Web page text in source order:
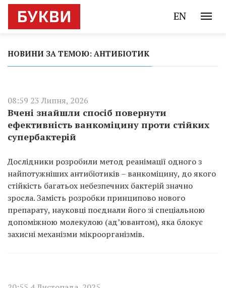
EN
НОВИНИ ЗА ТЕМОЮ: АНТИБІОТИК
08:59 23 Липня, 2026
Вчені знайшли спосіб повернути
ефективність ванкоміцину проти стійких
супербактерій
Дослідники розробили метод реанімації одного з
найпотужніших антибіотиків – ванкоміцину, до якого
стійкість багатьох небезпечних бактерій значно
зросла. Замість розробки принципово нового
препарату, науковці поєднали його зі спеціальною
допоміжною молекулою (ад’ювантом), яка блокує
захисні механізми мікроорганізмів.